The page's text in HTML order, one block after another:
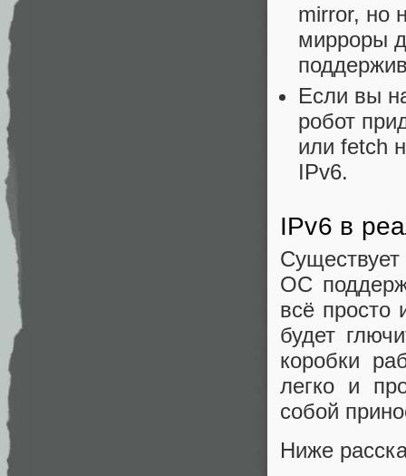
mirror, но
мирроры
Если вы
робот
или fetch
IPv6.
IPv6 в
ОС
всё просто
будет
коробки
легко и
собой
Ниже